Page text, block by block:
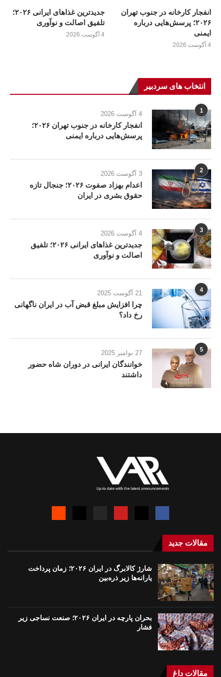
انفجار کارخانه در جنوب تهران
۲۰۲۶؛ پرسش‌هایی درباره
ایمنی
4 آگوست 2026
جدیدترین غذاهای ایرانی ۲۰۲۶؛
تلفیق اصالت و نوآوری
4 آگوست 2026
انتخاب های سردبیر
1 4 آگوست 2026
انفجار کارخانه در جنوب تهران ۲۰۲۶؛
پرسش‌هایی درباره ایمنی
2 3 آگوست 2026
اعدام بهزاد صفوت ۲۰۲۶؛ جنجال تازه
حقوق بشری در ایران
3 4 آگوست 2026
جدیدترین غذاهای ایرانی ۲۰۲۶؛ تلفیق
اصالت و نوآوری
4 21 آگوست 2025
چرا افزایش مبلغ قبض آب در ایران ناگهانی
رخ داد؟
5 27 نوامبر 2025
خوانندگان ایرانی در دوران شاه حضور
داشتند
مقالات جدید
شارژ کالابرگ در ایران ۲۰۲۶؛ زمان پرداخت
یارانه‌ها زیر ذره‌بین
بحران پارچه در ایران ۲۰۲۶؛ صنعت نساجی زیر
فشار
مقالات داغ